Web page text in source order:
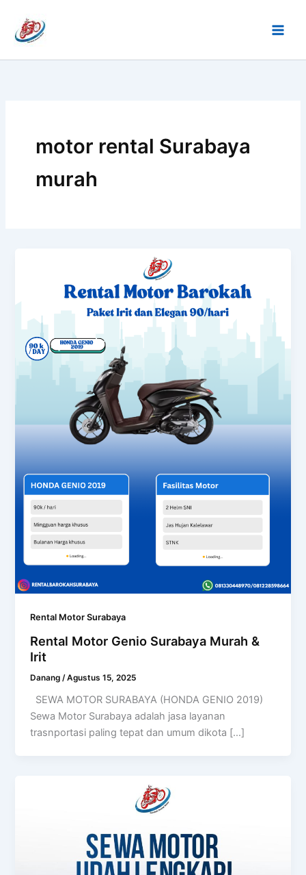
konten
motor rental Surabaya
murah
Rental Motor Surabaya
Rental Motor Genio Surabaya Murah &
Irit
Danang /Agustus 15, 2025
SEWA MOTOR SURABAYA (HONDA GENIO 2019)
Sewa Motor Surabaya adalah jasa layanan
trasnportasi paling tepat dan umum dikota […]